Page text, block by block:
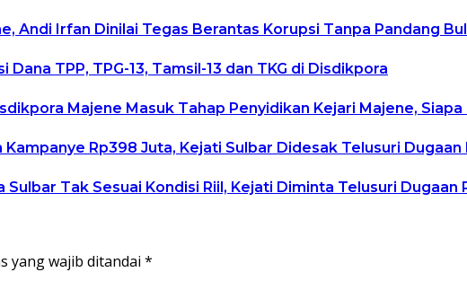
Andi Irfan Dinilai Tegas Berantas Korupsi Tanpa Pandang
TPP, TPG-13, Tamsil-13 dan TKG di Disdikpora
Majene Masuk Tahap Penyidikan Kejari Majene,
Rp398 Juta, Kejati Sulbar Didesak Telusuri Dugaan
Sulbar Tak Sesuai Kondisi Riil, Kejati Diminta Telusuri Dugaan
yang wajib ditandai *